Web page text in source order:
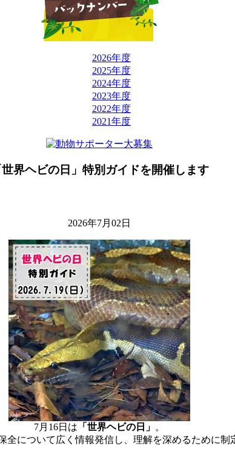
2026年度
2025年度
2024年度
2023年度
2022年度
2021年度
世界ヘビの日」特別ガイドを開催します
2026年7月02日
7月16日は 「世界ヘビの日」 。
全について広く情報発信し、理解を深めるために制